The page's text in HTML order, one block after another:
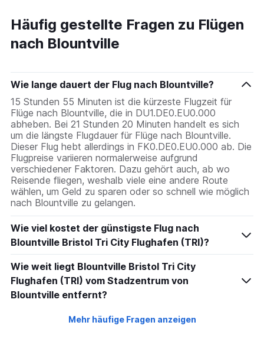
Range:
3
categories.
1
Y
axis
displaying
values.
Range:
0
to
1440.
Häufig gestellte Fragen zu Flügen
nach Blountville
Wie lange dauert der Flug nach Blountville?
15 Stunden 55 Minuten ist die kürzeste Flugzeit für
Flüge nach Blountville, die in DU1.DE0.EU0.000
abheben. Bei 21 Stunden 20 Minuten handelt es sich
um die längste Flugdauer für Flüge nach Blountville.
Dieser Flug hebt allerdings in FK0.DE0.EU0.000 ab. Die
Flugpreise variieren normalerweise aufgrund
verschiedener Faktoren. Dazu gehört auch, ab wo
Reisende fliegen, weshalb viele eine andere Route
wählen, um Geld zu sparen oder so schnell wie möglich
nach Blountville zu gelangen.
Wie viel kostet der günstigste Flug nach
Blountville Bristol Tri City Flughafen (TRI)?
Wie weit liegt Blountville Bristol Tri City
Flughafen (TRI) vom Stadzentrum von
Blountville entfernt?
Mehr häufige Fragen anzeigen